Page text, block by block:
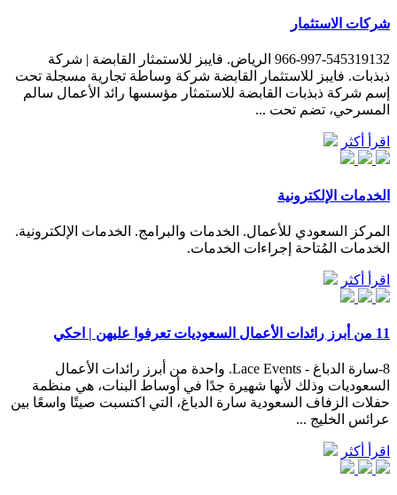
شركات الاستثمار
966-997-545319132 الرياض. فايبز للاستمثار القابضة | شركة
ذبذبات. فايبز للاستثمار القابضة شركة وساطة تجارية مسجلة تحت
إسم شركة ذبذبات القابضة للاستمثار مؤسسها رائد الأعمال سالم
المسرحي، تضم تحت ...
اقرأ أكثر
الخدمات الإلكترونية
المركز السعودي للأعمال. الخدمات والبرامج. الخدمات الإلكترونية.
الخدمات المُتاحة إجراءات الخدمات.
اقرأ أكثر
11 من أبرز رائدات الأعمال السعوديات تعرفوا عليهن | احكي
8-سارة الدباغ - Lace Events. واحدة من أبرز رائدات الأعمال
السعوديات وذلك لأنها شهيرة جدًا في أوساط البنات، هي منظمة
حفلات الزفاف السعودية سارة الدباغ، التي اكتسبت صيتًا واسعًا بين
عرائس الخليج ...
اقرأ أكثر